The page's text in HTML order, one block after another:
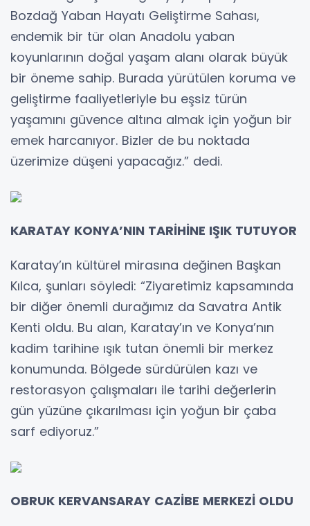
Bozdağ Yaban Hayatı Geliştirme Sahası,
endemik bir tür olan Anadolu yaban
koyunlarının doğal yaşam alanı olarak büyük
bir öneme sahip. Burada yürütülen koruma ve
geliştirme faaliyetleriyle bu eşsiz türün
yaşamını güvence altına almak için yoğun bir
emek harcanıyor. Bizler de bu noktada
üzerimize düşeni yapacağız.” dedi.
KARATAY KONYA’NIN TARİHİNE IŞIK TUTUYOR
Karatay’ın kültürel mirasına değinen Başkan
Kılca, şunları söyledi: “Ziyaretimiz kapsamında
bir diğer önemli durağımız da Savatra Antik
Kenti oldu. Bu alan, Karatay’ın ve Konya’nın
kadim tarihine ışık tutan önemli bir merkez
konumunda. Bölgede sürdürülen kazı ve
restorasyon çalışmaları ile tarihi değerlerin
gün yüzüne çıkarılması için yoğun bir çaba
sarf ediyoruz.”
OBRUK KERVANSARAY CAZİBE MERKEZİ OLDU